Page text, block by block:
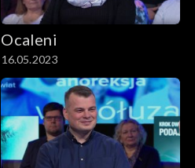
Ocaleni
16.05.2023